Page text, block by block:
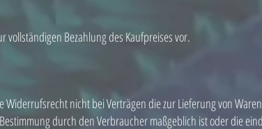
vollständigen Bezahlung des Kaufpreises vor.
Widerrufsrecht nicht bei Verträgen die zur Lieferung von
durch den Verbraucher maßgeblich ist oder die